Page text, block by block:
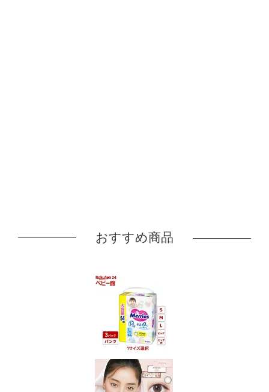
おすすめ商品